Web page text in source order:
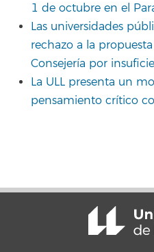
1 de octubre en el
Las universidades
rechazo a la
Consejería por
La ULL presenta un
pensamiento crítico